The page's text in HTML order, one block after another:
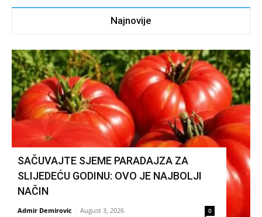
Najnovije
SAČUVAJTE SJEME PARADAJZA ZA
SLIJEDEĆU GODINU: OVO JE NAJBOLJI
NAČIN
Admir Demirovic - August 3, 2026 0